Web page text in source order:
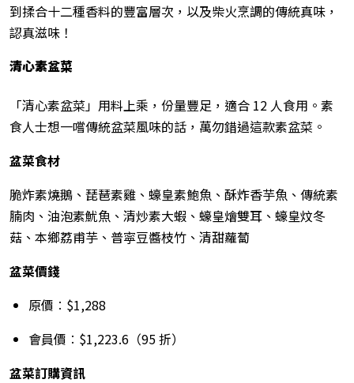
到揉合十二種香料的豐富層次，以及柴火烹調的傳統真味，
認真滋味！
清心素盆菜
「清心素盆菜」用料上乘，份量豐足，適合 12 人食用。素
食人士想一嚐傳統盆菜風味的話，萬勿錯過這款素盆菜。
盆菜食材
脆炸素燒鵝、琵琶素雞、蠔皇素鮑魚、酥炸香芋魚、傳統素
腩肉、油泡素魷魚、清炒素大蝦、蠔皇燴雙耳、蠔皇炆冬
菇、本鄉荔甫芋、普寜豆醬枝竹、清甜蘿蔔
盆菜價錢
原價︰$1,288
會員價︰$1,223.6（95 折）
盆菜訂購資訊